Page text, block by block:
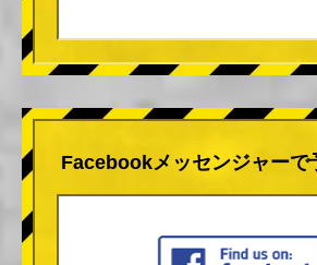
Facebookメッセンジャーで